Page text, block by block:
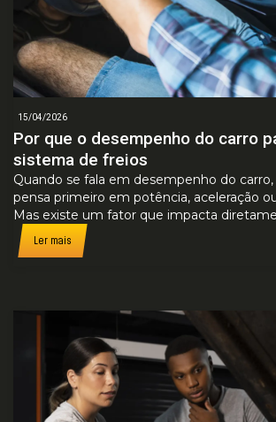
15/04/2026
Por que o desempenho do carro
sistema de freios
Quando se fala em desempenho do
pensa primeiro em potência, aceleração
Mas existe um fator que impacta
Ler mais